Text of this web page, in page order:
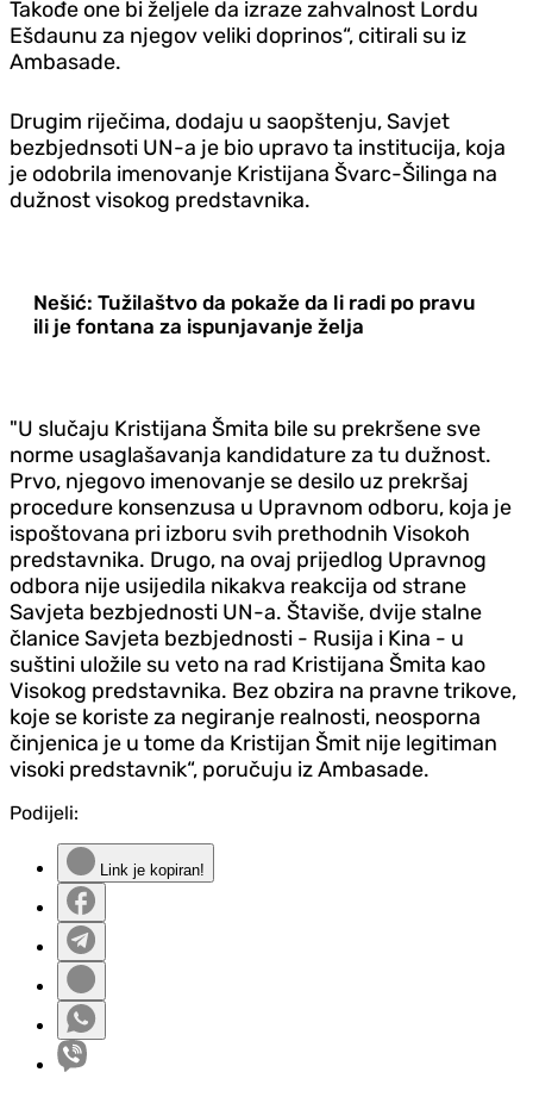
Takođe one bi željele da izraze zahvalnost Lordu
Ešdaunu za njegov veliki doprinos“, citirali su iz
Ambasade.
Drugim riječima, dodaju u saopštenju, Savjet
bezbjednsoti UN-a je bio upravo ta institucija, koja
je odobrila imenovanje Kristijana Švarc-Šilinga na
dužnost visokog predstavnika.
Nešić: Tužilaštvo da pokaže da li radi po pravu
ili je fontana za ispunjavanje želja
"U slučaju Kristijana Šmita bile su prekršene sve
norme usaglašavanja kandidature za tu dužnost.
Prvo, njegovo imenovanje se desilo uz prekršaj
procedure konsenzusa u Upravnom odboru, koja je
ispoštovana pri izboru svih prethodnih Visokoh
predstavnika. Drugo, na ovaj prijedlog Upravnog
odbora nije usijedila nikakva reakcija od strane
Savjeta bezbjednosti UN-a. Štaviše, dvije stalne
članice Savjeta bezbjednosti - Rusija i Kina - u
suštini uložile su veto na rad Kristijana Šmita kao
Visokog predstavnika. Bez obzira na pravne trikove,
koje se koriste za negiranje realnosti, neosporna
činjenica je u tome da Kristijan Šmit nije legitiman
visoki predstavnik“, poručuju iz Ambasade.
Podijeli:
Link je kopiran!